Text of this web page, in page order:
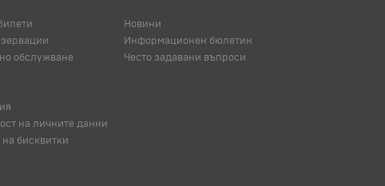
обслужване
Новини
Информационен бюлетин
Често задавани въпроси
на личните данни
бисквитки